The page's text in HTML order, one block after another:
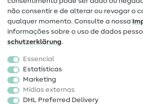
Perguntas frequentes (FAQ)
Direito de cancelamento
Popular
Tecidos
Acessórios de costura
Promoção
não consentir e de alterar ou revogar o
qualquer momento. Consulte a nossa
informações sobre o uso de dados
schutz­erklärung.
Essencial
Estatísticas
Marketing
Mídias externas
DHL Preferred Delivery